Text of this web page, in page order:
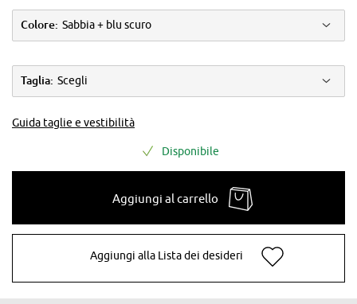
Colore: Sabbia + blu scuro
Taglia: Scegli
Guida taglie e vestibilità
Disponibile
Aggiungi al carrello
Aggiungi alla Lista dei desideri